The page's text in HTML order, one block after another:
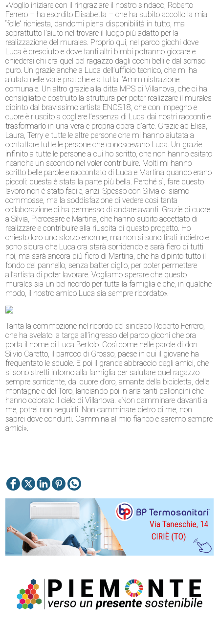
«Voglio iniziare con il ringraziare il nostro sindaco, Roberto
Ferrero – ha esordito Elisabetta – che ha subito accolto la mia
“folle” richiesta, dandomi piena disponibilità in tutto, ma
soprattutto l’aiuto nel trovare il luogo più adatto per la
realizzazione del murales. Proprio qui, nel parco giochi dove
Luca è cresciuto e dove tanti altri bimbi potranno giocare e
chiedersi chi era quel bel ragazzo dagli occhi belli e dal sorriso
puro. Un grazie anche a Luca dell’ufficio tecnico, che mi ha
aiutata nelle varie pratiche e a tutta l’Amministrazione
comunale. Un altro grazie alla ditta MPS di Villanova, che ci ha
consigliato e costruito la struttura per poter realizzare il murales
dipinto dal bravissimo artista ENCS18, che con impegno e
cuore è riuscito a cogliere l’essenza di Luca dai nostri racconti e
trasformarlo in una vera e propria opera d’arte. Grazie ad Elisa,
Laura, Terry e tutte le altre persone che mi hanno aiutata a
contattare tutte le persone che conoscevano Luca. Un grazie
infinito a tutte le persone a cui ho scritto, che non hanno esitato
neanche un secondo nel voler contribuire. Molti mi hanno
scritto belle parole e raccontato di Luca e Martina quando erano
piccoli: questa è stata la parte più bella. Perché sì, fare questo
lavoro non è stato facile, anzi. Spesso con Silvia ci siamo
commosse, ma la soddisfazione di vedere così tanta
collaborazione ci ha permesso di andare avanti. Grazie di cuore
a Silvia, Piercesare e Martina, che hanno subito accettato di
realizzare e contribuire alla riuscita di questo progetto. Ho
chiesto loro uno sforzo enorme, ma non si sono tirati indietro e
sono sicura che Luca ora starà sorridendo e sarà fiero di tutti
noi, ma sarà ancora più fiero di Martina, che ha dipinto tutto il
fondo del pannello, senza batter ciglio, per poter permettere
all’artista di poter lavorare. Vogliamo sperare che questo
murales sia un bel ricordo per tutta la famiglia e che, in qualche
modo, il nostro amico Luca sia sempre ricordato».
Tanta la commozione nel ricordo del sindaco Roberto Ferrero,
che ha svelato la targa all’ingresso del parco giochi che ora
porta il nome di Luca Bertolo. Così come nelle parole di don
Silvio Caretto, il parroco di Grosso, paese in cui il giovane ha
frequentato le scuole. E poi il grande abbraccio degli amici, che
si sono stretti intorno alla famiglia per salutare quel ragazzo
sempre sorridente, dal cuore d’oro, amante della bicicletta, delle
montagne e del Toro, lanciando poi in aria tanti palloncini che
hanno colorato il cielo di Villanova. «Non camminare davanti a
me, potrei non seguirti. Non camminare dietro di me, non
saprei dove condurti. Cammina al mio fianco e saremo sempre
amici».